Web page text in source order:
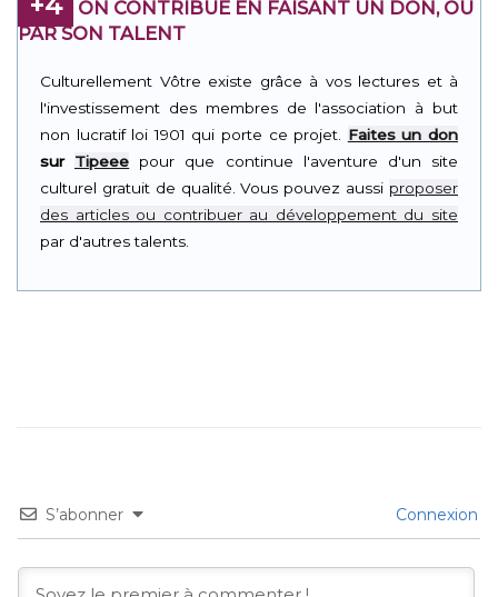
ON CONTRIBUE EN FAISANT UN DON, OU
PAR SON TALENT
Culturellement Vôtre existe grâce à vos lectures et à
l'investissement des membres de l'association à but
non lucratif loi 1901 qui porte ce projet. Faites un don
sur Tipeee pour que continue l'aventure d'un site
culturel gratuit de qualité. Vous pouvez aussi proposer
des articles ou contribuer au développement du site
par d'autres talents.
S’abonner Connexion